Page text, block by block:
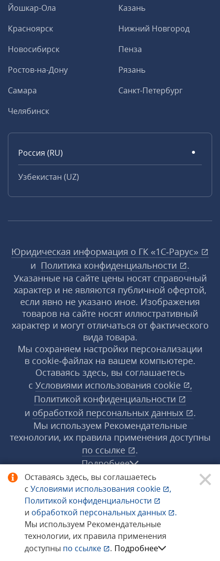
Оставаясь здесь, вы соглашаетесь
с Условиями использования cookie
,
Политикой конфиденциальности
и обработкой персональных данных
.
Мы используем Рекомендательные
технологии, их правила применения
доступны по ссылке . Подробнее
Йошкар-Ола
Казань
Красноярск
Нижний Новгород
Новосибирск
Пенза
Ростов-на-Дону
Рязань
Самара
Санкт-Петербург
Челябинск
Россия (RU)
Узбекистан (UZ)
Юридическая информация о ГК «1С‑Рарус»
и Политика конфиденциальности
.
Указанные на сайте цены носят справочный
характер и не являются публичной офертой,
если явно не указано иное. Изображения
товаров на сайте носят иллюстративный
характер и могут отличаться от фактического
вида товара.
Мы сохраняем настройки персонализации
в cookie‑файлах на вашем компьютере.
Оставаясь здесь, вы соглашаетесь
с Условиями использования cookie
,
Политикой конфиденциальности
и обработкой персональных данных
.
Мы используем Рекомендательные
технологии, их правила применения доступны
по ссылке
.
Подробнее
© 1998−2026 «1С‑Рарус» ®. Все права
защищены.
Сообщить об ошибке